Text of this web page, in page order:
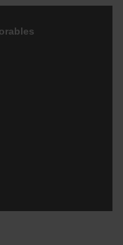
garantizar
está
de secado
con
Queda
talla 36D
85D de